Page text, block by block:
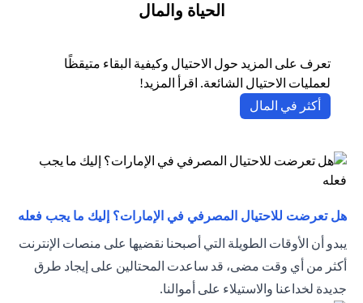
الحياة والمال
تعرف على المزيد حول الاحتيال وكيفية البقاء متيقظًا
لعمليات الاحتيال الشائعة. اقرأ المزيد!
أكثر في المال
هل تعرضت للاحتيال المصرفي في الإمارات؟ إليك ما يجب فعله
يبدو أن الأوقات الطويلة التي أصبحنا نقضيها على منصات الإنترنت
أكثر من أي وقت مضى، قد ساعدت المحتالين على إيجاد طرق
جديدة لخداعنا والاستيلاء على أموالنا.